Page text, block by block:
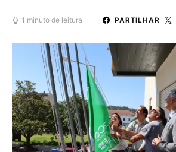
1 minuto de leitura PARTILHAR